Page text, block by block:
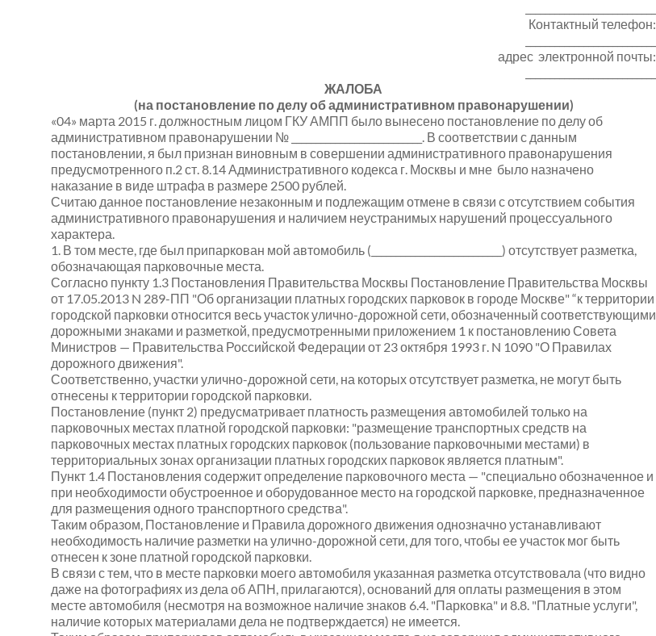
Контактный телефон:
адрес электронной почты:
ЖАЛОБА
(на постановление по делу об административном правонарушении)
«04» марта 2015 г. должностным лицом ГКУ АМПП было вынесено постановление по делу об
административном правонарушении №
. В соответствии с данным
постановлении, я был признан виновным в совершении административного правонарушения
предусмотренного п.2 ст. 8.14 Административного кодекса г. Москвы и мне было назначено
наказание в виде штрафа в размере 2500 рублей.
Считаю данное постановление незаконным и подлежащим отмене в связи с отсутствием события
административного правонарушения и наличием неустранимых нарушений процессуального
характера.
1. В том месте, где был припаркован мой автомобиль (
) отсутствует разметка,
обозначающая парковочные места.
Согласно пункту 1.3 Постановления Правительства Москвы Постановление Правительства Москвы
от 17.05.2013 N 289-ПП "Об организации платных городских парковок в городе Москве" “к территории
городской парковки относится весь участок улично-дорожной сети, обозначенный соответствующими
дорожными знаками и разметкой, предусмотренными приложением 1 к постановлению Совета
Министров — Правительства Российской Федерации от 23 октября 1993 г. N 1090 "О Правилах
дорожного движения".
Соответственно, участки улично-дорожной сети, на которых отсутствует разметка, не могут быть
отнесены к территории городской парковки.
Постановление (пункт 2) предусматривает платность размещения автомобилей только на
парковочных местах платной городской парковки: "размещение транспортных средств на
парковочных местах платных городских парковок (пользование парковочными местами) в
территориальных зонах организации платных городских парковок является платным".
Пункт 1.4 Постановления содержит определение парковочного места — "специально обозначенное и
при необходимости обустроенное и оборудованное место на городской парковке, предназначенное
для размещения одного транспортного средства".
Таким образом, Постановление и Правила дорожного движения однозначно устанавливают
необходимость наличие разметки на улично-дорожной сети, для того, чтобы ее участок мог быть
отнесен к зоне платной городской парковки.
В связи с тем, что в месте парковки моего автомобиля указанная разметка отсутствовала (что видно
даже на фотографиях из дела об АПН, прилагаются), оснований для оплаты размещения в этом
месте автомобиля (несмотря на возможное наличие знаков 6.4. "Парковка" и 8.8. "Платные услуги",
наличие которых материалами дела не подтверждается) не имеется.